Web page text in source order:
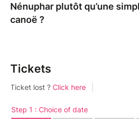
Nénuphar plutôt qu’une
canoë ?
Tickets